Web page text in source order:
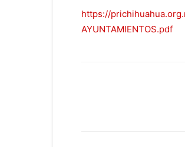
https://
AYUNTAMIENTOS.pdf